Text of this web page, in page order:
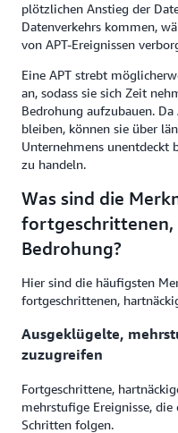
plötzlichen Anstieg der
Datenverkehrs kommen,
von APT-Ereignissen
Eine APT strebt
an, sodass sie sich Zeit
Bedrohung aufzubauen.
bleiben, können sie über
Unternehmens unentdeckt
zu handeln.
Was sind die
fortgeschrittenen,
Bedrohung?
Hier sind die häufigsten
fortgeschrittenen,
Ausgeklügelte,
zuzugreifen
Fortgeschrittene,
mehrstufige Ereignisse,
Schritten folgen.